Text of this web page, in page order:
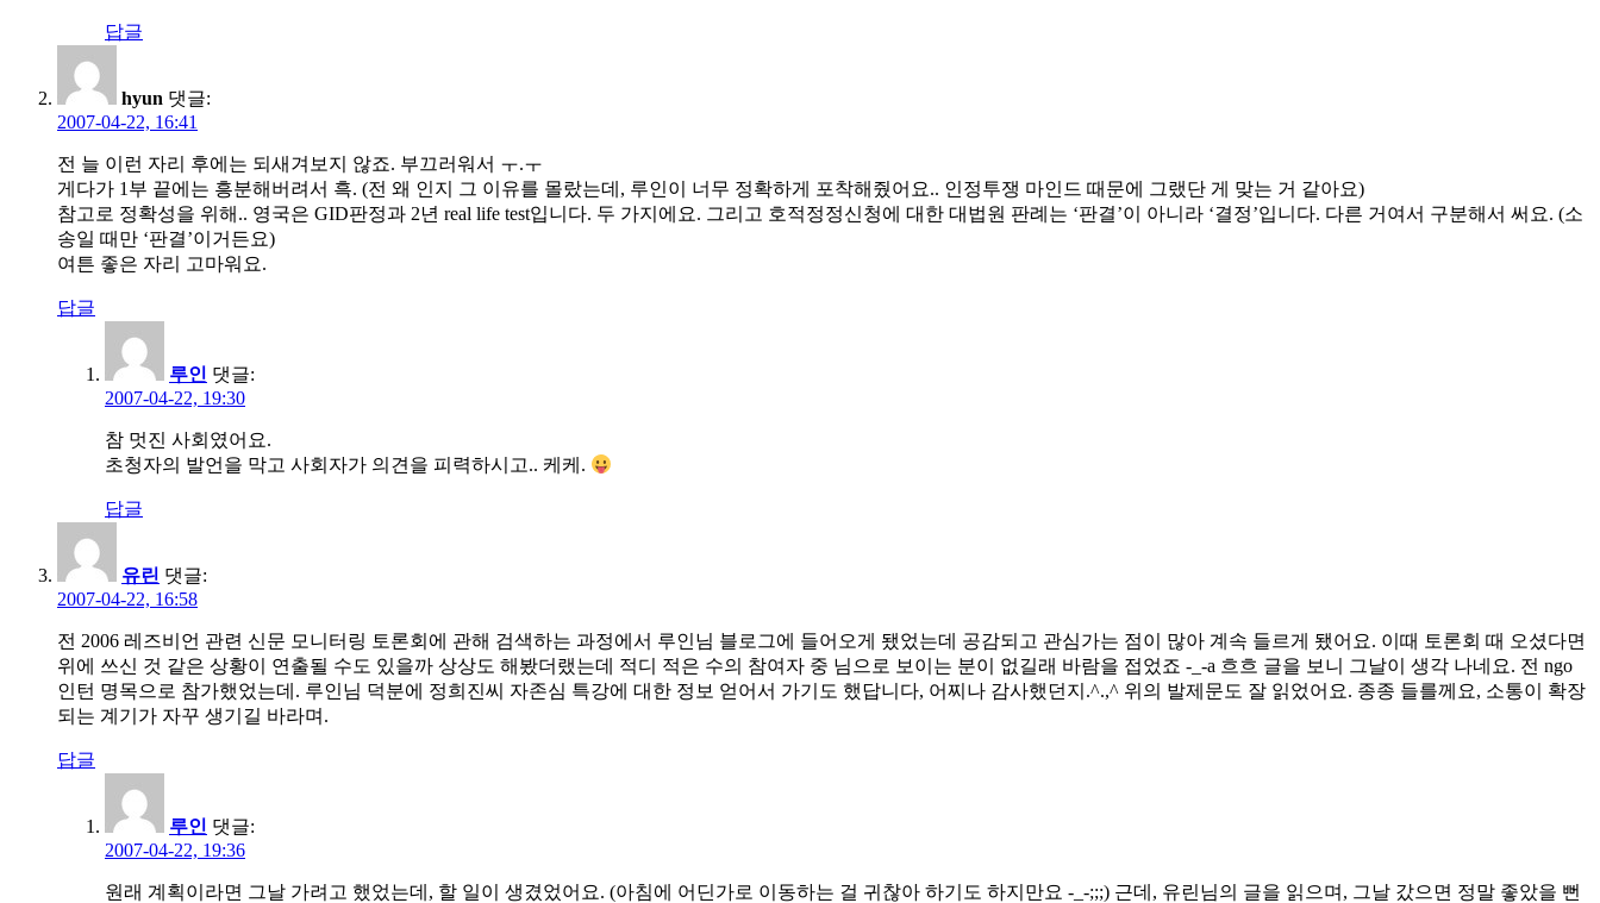
답글
hyun 댓글:
2007-04-22, 16:41
전 늘 이런 자리 후에는 되새겨보지 않죠. 부끄러워서 ㅜ.ㅜ
게다가 1부 끝에는 흥분해버려서 흑. (전 왜 인지 그 이유를 몰랐는데, 루인이 너무 정확하게 포착해줬어요.. 인정투쟁 마인드 때문에 그랬단 게 맞는 거 같아요)
참고로 정확성을 위해.. 영국은 GID판정과 2년 real life test입니다. 두 가지에요. 그리고 호적정정신청에 대한 대법원 판례는 ‘판결’이 아니라 ‘결정’입니다. 다른 거여서 구분해서 써요. (소
송일 때만 ‘판결’이거든요)
여튼 좋은 자리 고마워요.
답글
루인 댓글:
2007-04-22, 19:30
참 멋진 사회였어요.
초청자의 발언을 막고 사회자가 의견을 피력하시고.. 케케.
답글
유린 댓글:
2007-04-22, 16:58
전 2006 레즈비언 관련 신문 모니터링 토론회에 관해 검색하는 과정에서 루인님 블로그에 들어오게 됐었는데 공감되고 관심가는 점이 많아 계속 들르게 됐어요. 이때 토론회 때 오셨다면
위에 쓰신 것 같은 상황이 연출될 수도 있을까 상상도 해봤더랬는데 적디 적은 수의 참여자 중 님으로 보이는 분이 없길래 바람을 접었죠 -_-a 흐흐 글을 보니 그날이 생각 나네요. 전 ngo
인턴 명목으로 참가했었는데. 루인님 덕분에 정희진씨 자존심 특강에 대한 정보 얻어서 가기도 했답니다, 어찌나 감사했던지.^.,^ 위의 발제문도 잘 읽었어요. 종종 들를께요, 소통이 확장
되는 계기가 자꾸 생기길 바라며.
답글
루인 댓글:
2007-04-22, 19:36
원래 계획이라면 그날 가려고 했었는데, 할 일이 생겼었어요. (아침에 어딘가로 이동하는 걸 귀찮아 하기도 하지만요 -_-;;;) 근데, 유린님의 글을 읽으며, 그날 갔으면 정말 좋았을 뻔